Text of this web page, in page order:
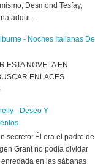
Desmond Tesfay,
adqui...
- Noches Italianas De
ESTA NOVELA EN
ENLACES
- Deseo Y
secreto: Él era el padre de
Grant no podía olvidar
en las sábanas